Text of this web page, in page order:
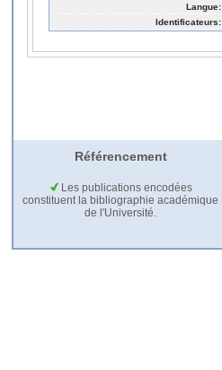
Langue:
Identificateurs:
Référencement
Les publications encodées
constituent la bibliographie académique
de l'Université.